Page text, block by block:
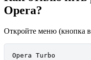
Opera?
Откройте меню (кнопка
Opera Turbo